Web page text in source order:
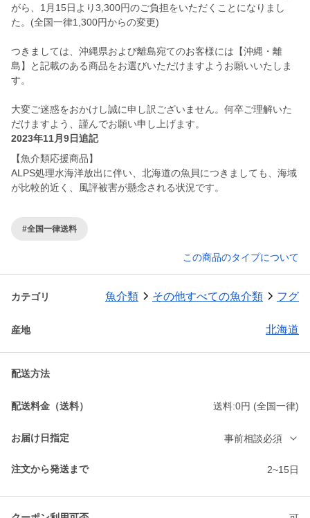
がら、1月15日より3,300円のご負担をいただくことになりまし
た。(全国一律1,300円からの変更)
つきましては、沖縄県および離島宛てのお客様には【沖縄・離
島】と記載のある商品をお選びいただけますようお願いいたしま
す。
大変ご迷惑をおかけし誠に申し訳ございません。何卒ご理解いた
だけますよう、謹んでお願い申し上げます。
2023年11月9日追記
【魚介類応援商品】
ALPS処理水海洋放出に伴い、北海道の魚貝につきましても、海域
が比較的近く、風評被害が懸念される状況です。
#全国一律送料
この商品のタイプについて
カテゴリ 魚介類 その他すべての魚介類 フグ
産地 北海道
配送方法
配送料金（送料） 送料:0円 (全国一律)
お届け日指定 事前相談必須
注文から発送まで 2~15日